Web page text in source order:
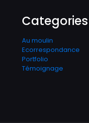
Categories
Au moulin
Ecorrespondance
Portfolio
Témoignage